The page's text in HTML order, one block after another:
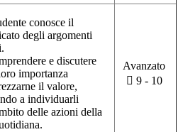
conosce il
degli argomenti
e discutere
importanza
il valore,
a individuarli
delle azioni della
Avanzato
 9 - 10